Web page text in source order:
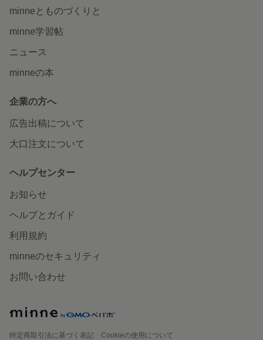
minneとものづくりと
minne学習帖
ニュース
minneの本
企業の方へ
広告出稿について
大口注文について
ヘルプセンター
お知らせ
ヘルプとガイド
利用規約
minneのセキュリティ
お問い合わせ
特定商取引法に基づく表記
Cookieの使用について